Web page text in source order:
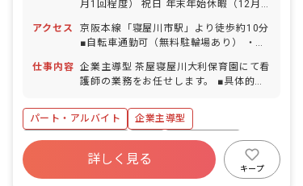
月1回程度） 祝日 年末年始休暇（12月
与／5日以上の連休相談OK） 産前産後・
育児休暇（取得率・復帰率ともに90％以
上） 慶弔休暇 介護・看護休暇 特別休暇
※子育て中の方も多数在籍されていま
アクセス
京阪本線「寝屋川市駅」より徒歩約10分
■自転車通勤可（無料駐輪場あり） ・近
利です。
仕事内容 企業主導型 茶屋寝屋川大利保育園にて看
護師の業務をお任せします。 ■具体的な
・関係機関や保護者への対応 ・薬の管
理、予薬、与薬前後の観察 ・環境衛生及
び安全管理や保健だより作成 ・その他保
育園内 での付随する業務（保育補助もお
パート・アルバイト
企業主導型
ボーナス・賞与あり
有給
福利厚生充実
昇給昇進あり
産休育休制度
詳しく見る
キープ